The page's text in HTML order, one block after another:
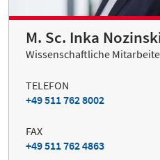
M. Sc. Inka
Wissenschaftliche
TELEFON
+49 511 762 8002
FAX
+49 511 762 4863